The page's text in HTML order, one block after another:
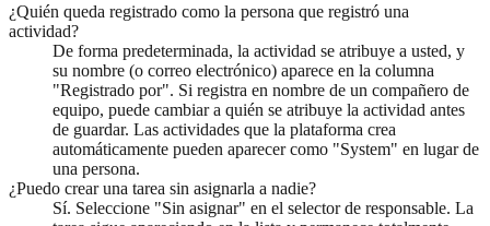
¿Quién queda registrado como la persona que registró una
actividad?
De forma predeterminada, la actividad se atribuye a usted, y
su nombre (o correo electrónico) aparece en la columna
"Registrado por". Si registra en nombre de un compañero de
equipo, puede cambiar a quién se atribuye la actividad antes
de guardar. Las actividades que la plataforma crea
automáticamente pueden aparecer como "System" en lugar de
una persona.
¿Puedo crear una tarea sin asignarla a nadie?
Sí. Seleccione "Sin asignar" en el selector de responsable. La